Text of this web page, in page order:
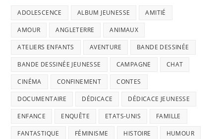
ADOLESCENCE ALBUM JEUNESSE AMITIÉ
AMOUR ANGLETERRE ANIMAUX
ATELIERS ENFANTS AVENTURE BANDE DESSINÉE
BANDE DESSINÉE JEUNESSE CAMPAGNE CHAT
CINÉMA CONFINEMENT CONTES
DOCUMENTAIRE DÉDICACE DÉDICACE JEUNESSE
ENFANCE ENQUÊTE ETATS-UNIS FAMILLE
FANTASTIQUE FÉMINISME HISTOIRE HUMOUR